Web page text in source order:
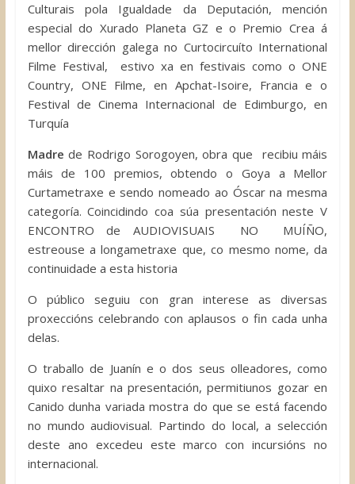
Culturais pola Igualdade da Deputación, mención
especial do Xurado Planeta GZ e o Premio Crea á
mellor dirección galega no Curtocircuíto International
Filme Festival, estivo xa en festivais como o ONE
Country, ONE Filme, en Apchat-Isoire, Francia e o
Festival de Cinema Internacional de Edimburgo, en
Turquía
Madre de Rodrigo Sorogoyen, obra que recibiu máis
máis de 100 premios, obtendo o Goya a Mellor
Curtametraxe e sendo nomeado ao Óscar na mesma
categoría. Coincidindo coa súa presentación neste V
ENCONTRO de AUDIOVISUAIS NO MUÍÑO,
estreouse a longametraxe que, co mesmo nome, da
continuidade a esta historia
O público seguiu con gran interese as diversas
proxeccións celebrando con aplausos o fin cada unha
delas.
O traballo de Juanín e o dos seus olleadores, como
quixo resaltar na presentación, permitiunos gozar en
Canido dunha variada mostra do que se está facendo
no mundo audiovisual. Partindo do local, a selección
deste ano excedeu este marco con incursións no
internacional.